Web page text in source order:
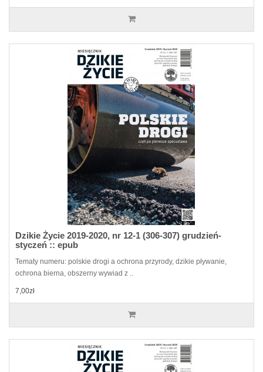
Dzikie Życie 2019-2020, nr 12-1 (306-307) grudzień-
styczeń :: epub
Tematy numeru: polskie drogi a ochrona przyrody, dzikie pływanie,
ochrona bierna, obszerny wywiad z ..
7,00zł